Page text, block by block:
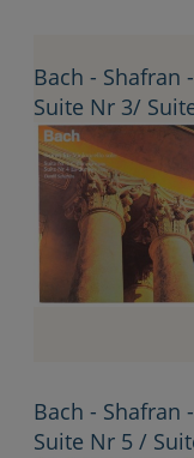
Bach - Shafran
Suite Nr 3/
Bach - Shafran
Suite Nr 5 /